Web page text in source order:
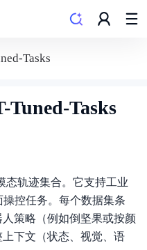
Tasks
Tuned-Tasks
态轨迹集合。它支持工业
控任务。每个数据集条
策略（例如倒坚果或按颜
下文（状态、视觉、语